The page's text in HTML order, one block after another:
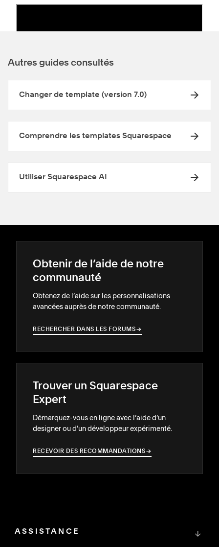
Autres guides consultés
Changer de template (version 7.0)
Comprendre les templates Squarespace
Utiliser Squarespace AI
Obtenir de l’aide de notre
communauté
Obtenez de l’aide sur les personnalisations
avancées auprès de notre communauté.
RECHERCHER DANS LES FORUMS→
→
Trouver un Squarespace
Expert
Démarquez-vous en ligne avec l’aide d’un
designer ou d’un développeur expérimenté.
RECEVOIR DES RECOMMANDATIONS→
→
ASSISTANCE ↓